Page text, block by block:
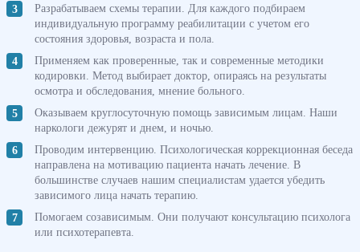
Разрабатываем схемы терапии. Для каждого подбираем
индивидуальную программу реабилитации с учетом его
состояния здоровья, возраста и пола.
Применяем как проверенные, так и современные методики
кодировки. Метод выбирает доктор, опираясь на результаты
осмотра и обследования, мнение больного.
Оказываем круглосуточную помощь зависимым лицам. Наши
наркологи дежурят и днем, и ночью.
Проводим интервенцию. Психологическая коррекционная беседа
направлена на мотивацию пациента начать лечение. В
большинстве случаев нашим специалистам удается убедить
зависимого лица начать терапию.
Помогаем созависимым. Они получают консультацию психолога
или психотерапевта.